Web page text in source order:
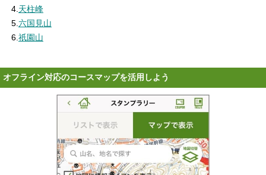
4. 天柱峰
5. 六国見山
6. 祇園山
オフライン対応のコースマップを活用しよう